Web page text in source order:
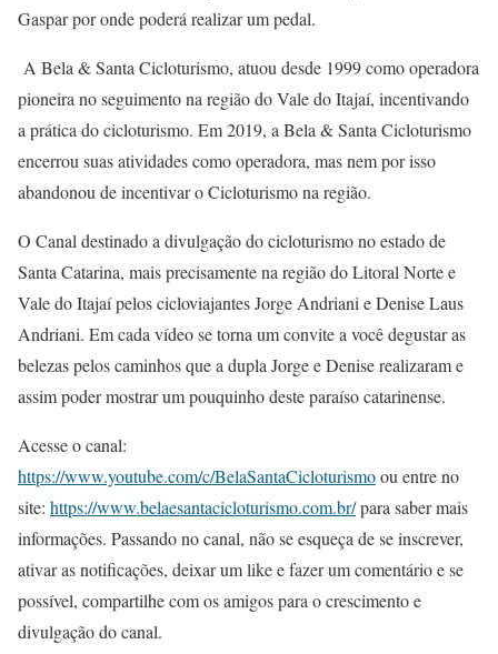
Gaspar por onde poderá realizar um pedal.
A Bela & Santa Cicloturismo, atuou desde 1999 como operadora
pioneira no seguimento na região do Vale do Itajaí, incentivando
a prática do cicloturismo. Em 2019, a Bela & Santa Cicloturismo
encerrou suas atividades como operadora, mas nem por isso
abandonou de incentivar o Cicloturismo na região.
O Canal destinado a divulgação do cicloturismo no estado de
Santa Catarina, mais precisamente na região do Litoral Norte e
Vale do Itajaí pelos cicloviajantes Jorge Andriani e Denise Laus
Andriani. Em cada vídeo se torna um convite a você degustar as
belezas pelos caminhos que a dupla Jorge e Denise realizaram e
assim poder mostrar um pouquinho deste paraíso catarinense.
Acesse o canal:
https://www.youtube.com/c/BelaSantaCicloturismoou entre no
site: https://www.belaesantacicloturismo.com.br/para saber mais
informações. Passando no canal, não se esqueça de se inscrever,
ativar as notificações, deixar um like e fazer um comentário e se
possível, compartilhe com os amigos para o crescimento e
divulgação do canal.